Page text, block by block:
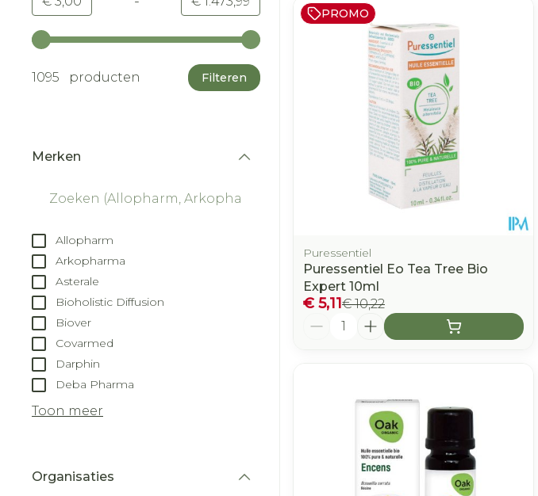
Gebruik de pijltjestoetsen links en rechts om de minimale en maximale
1095 producten Filteren
Merken
Allopharm
Arkopharma
Asterale
Bioholistic Diffusion
Biover
Covarmed
Darphin
Deba Pharma
Toon meer
Organisaties
PROMO
Puressentiel
Puressentiel Eo Tea Tree Bio
Expert 10ml
€ 10,22
€ 5,11
Aantal